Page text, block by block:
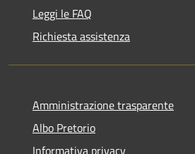
Leggi le FAQ
Richiesta assistenza
Amministrazione trasparente
Albo Pretorio
Informativa privacy